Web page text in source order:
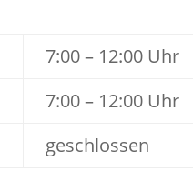
7:00 – 12:00 Uhr
7:00 – 12:00 Uhr
geschlossen